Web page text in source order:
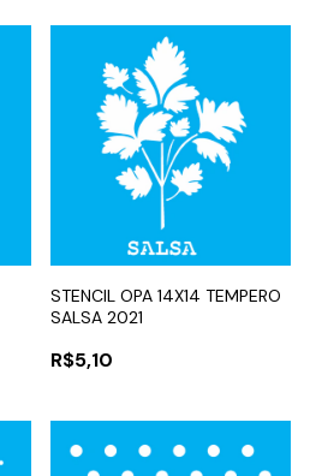
STENCIL OPA 14X14 TEMPERO
SALSA 2021
R$5,10